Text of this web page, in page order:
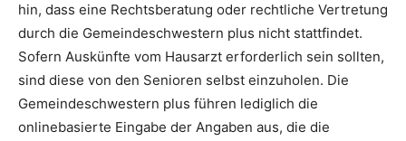
hin, dass eine Rechtsberatung oder rechtliche Vertretung
durch die Gemeindeschwestern plus nicht stattfindet.
Sofern Auskünfte vom Hausarzt erforderlich sein sollten,
sind diese von den Senioren selbst einzuholen. Die
Gemeindeschwestern plus führen lediglich die
onlinebasierte Eingabe der Angaben aus, die die